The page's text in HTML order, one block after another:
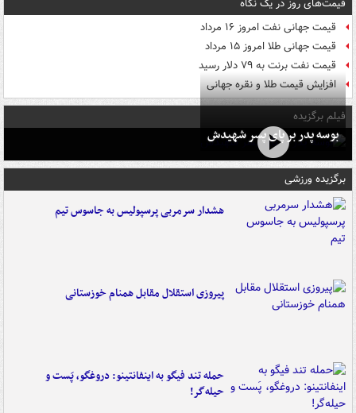
قیمت‌های روز در یک نگاه
قیمت جهانی نفت امروز ۱۶ مرداد
قیمت جهانی طلا امروز ۱۵ مرداد
قیمت نفت برنت به ۷۹ دلار رسید
افزایش قیمت طلا و نقره جهانی
فیلم برگزیده
بوسه‌ پدر بر پای پسر شهیدش
برگزیده ورزشی
هشدار سرمربی پرسپولیس به جاسوس تیم
پیروزی استقلال مقابل همنام خوزستانی
حمله تند فیگو به اینفانتینو: دروغگو، پَست‌ و
حیله‌گر!